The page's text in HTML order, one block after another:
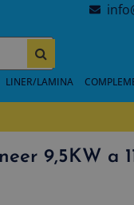
LINER/LAMINA
9,5KW a